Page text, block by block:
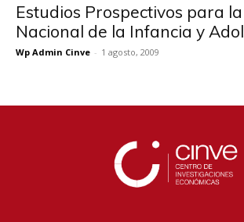
Estudios Prospectivos para
Nacional de la Infancia y
Wp Admin Cinve - 1 agosto, 2009